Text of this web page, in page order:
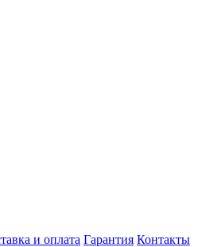
и оплата Гарантия Контакты